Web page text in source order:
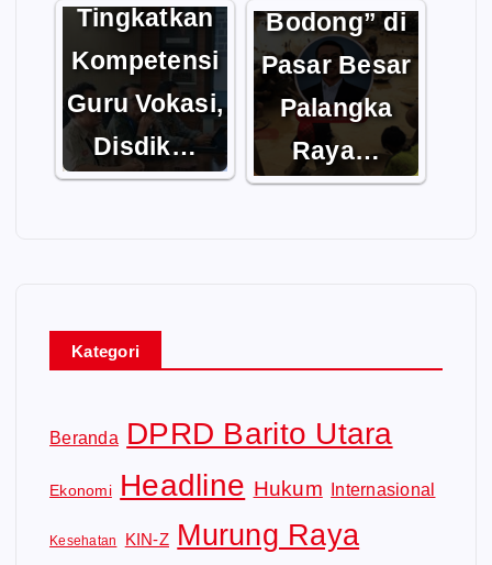
Tingkatkan
Kompetensi
Guru Vokasi,
Disdik…
Bodong” di
Pasar Besar
Palangka
Raya…
Kategori
Beranda DPRD Barito Utara
Ekonomi Headline Hukum Internasional
Kesehatan KIN-Z Murung Raya